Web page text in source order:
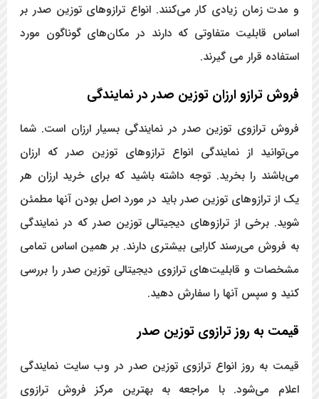
و مدت زمان زیادی کار می‌کنند. انواع ترازوهای توزین صدر بر
اساس قابلیت متفاوتی که دارند در مکان‌های گوناگون مورد
استفاده قرار می ‌گیرند.
فروش ترازو ارزان توزین صدر در نمایندگی
فروش ترازوی توزین صدر در نمایندگی بسیار ارزان است. شما
می‌توانید از نمایندگی انواع ترازوهای توزین صدر که ارزان
می‌باشند را بخرید. توجه داشته باشید که برای خرید ارزان هر
یک از ترازوهای توزین صدر باید در مورد اصل بودن آنها مطمئن
شوید. برخی از ترازوهای دیجیتالی توزین صدر که در نمایندگی
به فروش می‌رسند کارایی بیشتری دارند. بر همین اساس تمامی
مشخصات و قابلیت‌های ترازوی دیجیتالی توزین صدر را بررسی
کنید و سپس آنها را سفارش دهید.
قیمت به روز ترازوی توزین صدر
قیمت به روز انواع ترازوی توزین صدر در وب سایت نمایندگی
اعلام می‌شود. با مراجعه به بهترین مرکز فروش ترازوی